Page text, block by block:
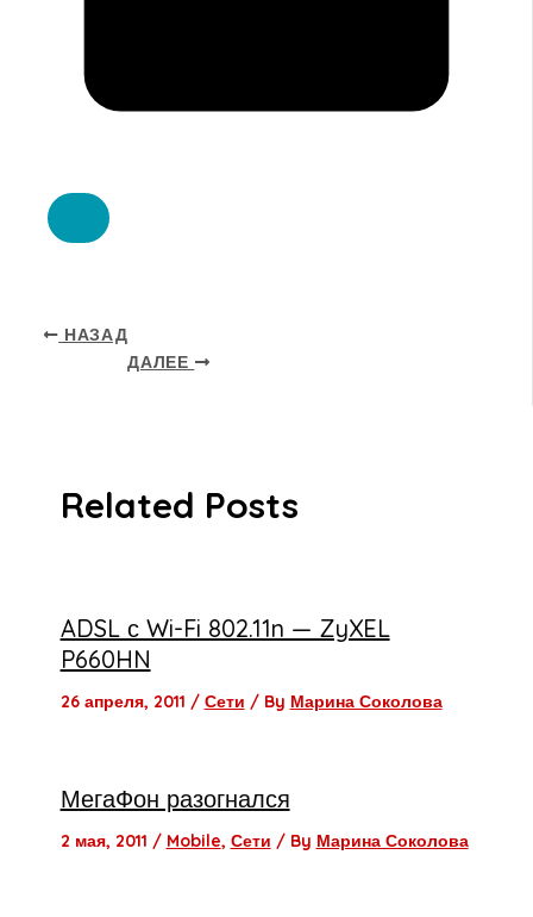
НАЗАД
ДАЛЕЕ
Related Posts
ADSL с Wi-Fi 802.11n — ZyXEL
P660HN
26 апреля, 2011 / Сети / By Марина Соколова
МегаФон разогнался
2 мая, 2011 / Mobile, Сети / By Марина Соколова